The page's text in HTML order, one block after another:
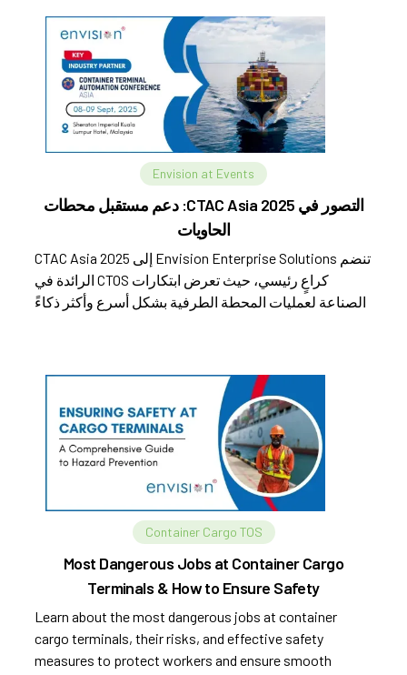
Envision at Events
التصور في CTAC Asia 2025: دعم مستقبل محطات
الحاويات
تنضم Envision Enterprise Solutions إلى CTAC Asia 2025
كراعٍ رئيسي، حيث تعرض ابتكارات CTOS الرائدة في
الصناعة لعمليات المحطة الطرفية بشكل أسرع وأكثر ذكاءً
Container Cargo TOS
Most Dangerous Jobs at Container Cargo
Terminals & How to Ensure Safety
Learn about the most dangerous jobs at container
cargo terminals, their risks, and effective safety
measures to protect workers and ensure smooth